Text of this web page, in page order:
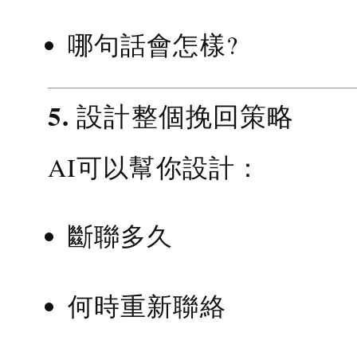
哪句話會怎樣?
5. 設計整個挽回策略
AI可以幫你設計：
斷聯多久
何時重新聯絡